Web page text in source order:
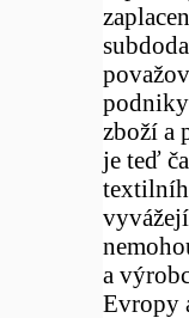
podniky
zboží a
je teď
a
Evropy